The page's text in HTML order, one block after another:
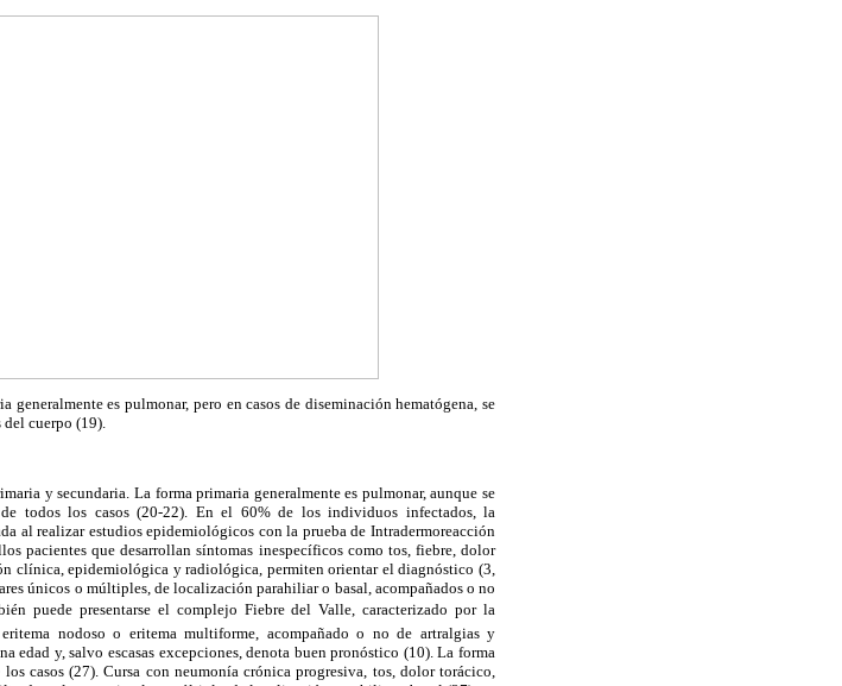
es pulmonar, pero en casos de diseminación hematógena, se
del cuerpo (19).
y secundaria. La forma primaria generalmente es pulmonar, aunque se
todos los casos (20-22). En el 60% de los individuos infectados, la
al realizar estudios epidemiológicos con la prueba de Intradermoreacción
pacientes que desarrollan síntomas inespecíficos como tos, fiebre, dolor
clínica, epidemiológica y radiológica, permiten orientar el diagnóstico (3,
únicos o múltiples, de localización parahiliar o basal, acompañados o no
puede presentarse el complejo Fiebre del Valle, caracterizado por la
nodoso o eritema multiforme, acompañado o no de artralgias y
edad y, salvo escasas excepciones, denota buen pronóstico (10). La forma
casos (27). Cursa con neumonía crónica progresiva, tos, dolor torácico,